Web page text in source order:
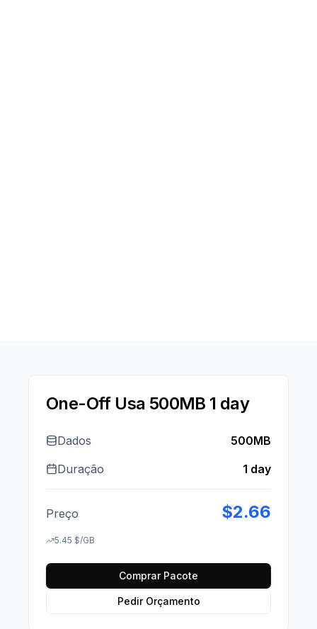
One-Off Usa 500MB 1 day
Dados
500MB
Duração
1 day
Preço $2.66
5.45 $/GB
Comprar Pacote
Pedir Orçamento